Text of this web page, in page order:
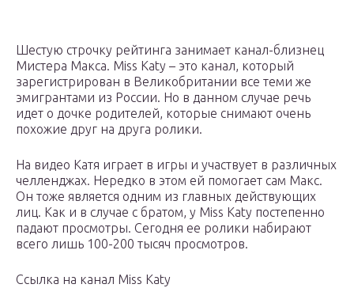
Шестую строчку рейтинга занимает канал-близнец
Мистера Макса. Miss Katy – это канал, который
зарегистрирован в Великобритании все теми же
эмигрантами из России. Но в данном случае речь
идет о дочке родителей, которые снимают очень
похожие друг на друга ролики.
На видео Катя играет в игры и участвует в различных
челленджах. Нередко в этом ей помогает сам Макс.
Он тоже является одним из главных действующих
лиц. Как и в случае с братом, у Miss Katy постепенно
падают просмотры. Сегодня ее ролики набирают
всего лишь 100-200 тысяч просмотров.
Ссылка на канал Miss Katy